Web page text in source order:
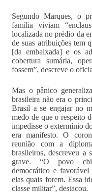
Segundo Marques, o
família viviam
localizada no prédio da
de suas atribuições tem
[da embaixada] e os
cobertura sumária,
fossem”, descreve o
Mas o pânico
brasileira não era o
Brasil a se engajar no
medo de que o respeito
impedisse o extermínio
era manifesto. O
reunião com a
brasileiros, descreveu a
grave. “O povo
democrático e favorável
elas quais forem. Essa
classe militar”, destacou.